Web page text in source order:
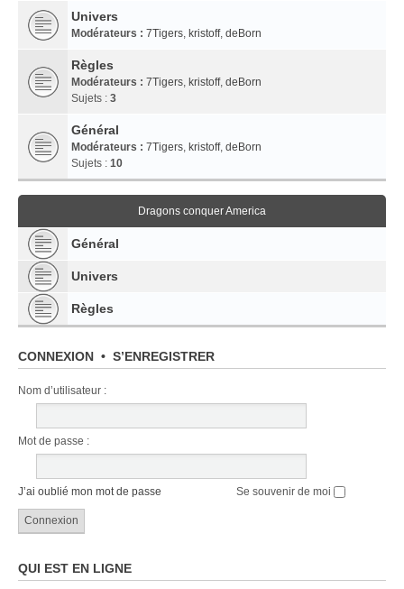
Univers
Modérateurs : 7Tigers, kristoff, deBorn
Règles
Modérateurs : 7Tigers, kristoff, deBorn
Sujets : 3
Général
Modérateurs : 7Tigers, kristoff, deBorn
Sujets : 10
Dragons conquer America
Général
Univers
Règles
CONNEXION • S’ENREGISTRER
Nom d’utilisateur :
Mot de passe :
J’ai oublié mon mot de passe Se souvenir de moi
QUI EST EN LIGNE